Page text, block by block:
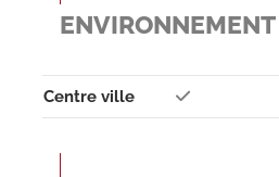
ENVIRONNEMENT
Centre ville